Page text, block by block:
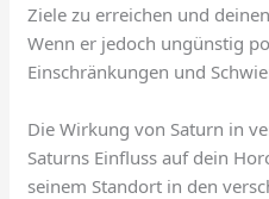
Ziele zu erreichen und
Wenn er jedoch ungünstig
Einschränkungen und
Die Wirkung von Saturn in
Saturns Einfluss auf dein
seinem Standort in den